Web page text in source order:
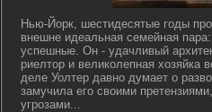
Нью-Йорк, шестидесятые годы
внешне идеальная семейная
успешные. Он - удачливый
риелтор и великолепная хозяйка
деле Уолтер давно думает о
замучила его своими
угрозами...